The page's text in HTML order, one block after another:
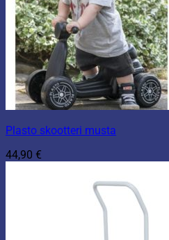
Plasto skootteri musta
44,90 €